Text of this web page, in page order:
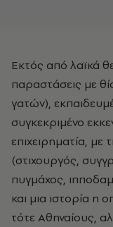
Εκτός από λαϊκά θεάματα, ο Αρνιώτης ανέβαζε συχνά
παραστάσεις με
γατών),
συγκεκριμένο
επιχειρηματία, με
(στιχουργός,
πυγμάχος,
και μια ιστορία η
τότε Αθηναίους,